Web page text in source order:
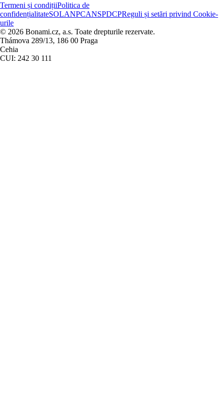
Termeni și condițiiPolitica de
confidențialitateSOLANPCANSPDCPReguli și setări privind Cookie-
urile
© 2026 Bonami.cz, a.s. Toate drepturile rezervate.
Thámova 289/13, 186 00 Praga
Cehia
CUI: 242 30 111